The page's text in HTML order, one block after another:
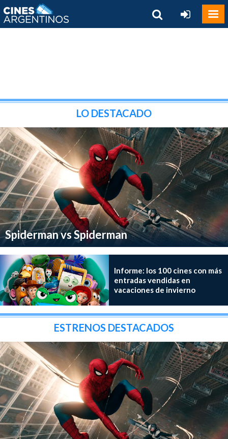
LO DESTACADO
Spiderman vs Spiderman
Informe: los 100 cines con más
entradas vendidas en
vacaciones de invierno
ESTRENOS DESTACADOS